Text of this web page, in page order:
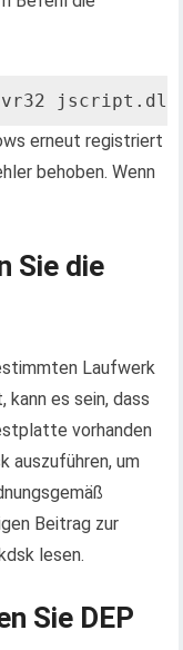
jscript.dll
erneut registriert
behoben. Wenn
Sie die
Laufwerk
es sein, dass
vorhanden
auszuführen, um
Beitrag zur
lesen.
Sie DEP